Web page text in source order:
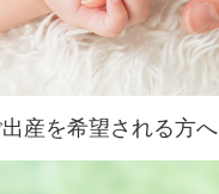
産を希望される方へ